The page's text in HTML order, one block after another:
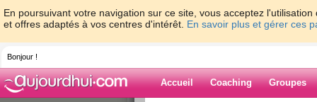
En poursuivant votre navigation sur ce site, vous acceptez
et offres adaptés à vos centres d'intérêt. En savoir plus et gérer ces
Bonjour !
Accueil Coaching Groupes